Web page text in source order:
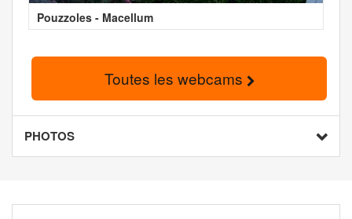
Pouzzoles - Macellum
Toutes les webcams
PHOTOS